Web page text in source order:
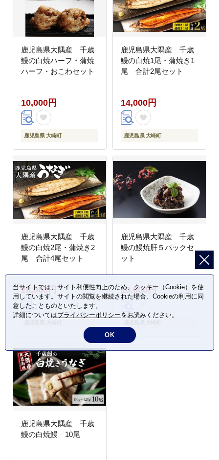
鹿児島県大隅産 千歳
鰻の白焼ハーフ・蒲焼
ハーフ・おこわセット
10,000円
鹿児島県 大崎町
鹿児島県大隅産 千歳
鰻の白焼1尾・蒲焼き1
尾 合計2尾セット
14,000円
鹿児島県 大崎町
鹿児島県大隅産 千歳
鰻の白焼2尾・蒲焼き2
尾 合計4尾セット
28,000円
鹿児島県大隅産 千歳
鰻の鰻焼肝５パックセ
ット
10,000円
鹿児島県大隅産 千歳
鰻の白焼鰻 10尾
当サイトでは、サイト利便性向上のため、クッキー（Cookie）を使
用しています。サイトの閲覧を継続された場合、Cookieの利用に同
意したことものといたします。
詳細についてはプライバシーポリシーをお読みください。
OK